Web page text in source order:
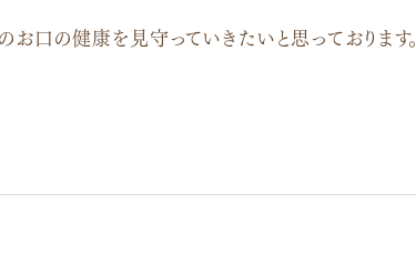
口の健康を見守っていきたいと思っております。